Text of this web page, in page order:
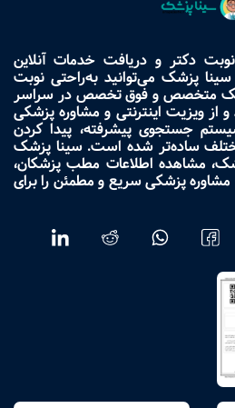
دکتر و دریافت خدمات آنلاین
پزشک می‌توانید به‌راحتی نوبت
متخصص و فوق تخصص در سراسر
از ویزیت اینترنتی و مشاوره پزشکی
جستجوی پیشرفته، پیدا کردن
ساده‌تر شده است. سینا پزشک
مشاهده اطلاعات مطب پزشکان،
پزشکی سریع و مطمئن را برای